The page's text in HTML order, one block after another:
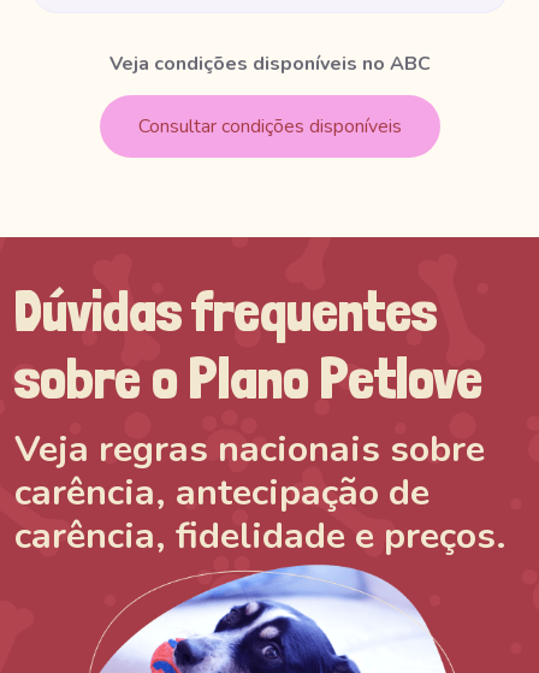
Veja condições disponíveis no ABC
Consultar condições disponíveis
Dúvidas frequentes
sobre o Plano Petlove
Veja regras nacionais sobre
carência, antecipação de
carência, fidelidade e preços.